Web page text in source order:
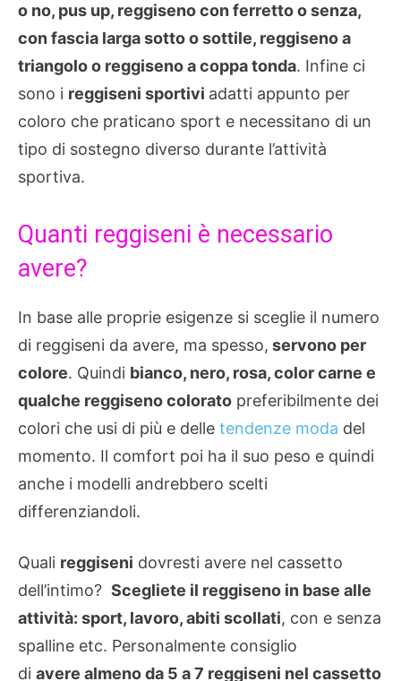
o no, pus up, reggiseno con ferretto o senza,
con fascia larga sotto o sottile, reggiseno a
triangolo o reggiseno a coppa tonda. Infine ci
sono i reggiseni sportivi adatti appunto per
coloro che praticano sport e necessitano di un
tipo di sostegno diverso durante l’attività
sportiva.
Quanti reggiseni è necessario
avere?
In base alle proprie esigenze si sceglie il numero
di reggiseni da avere, ma spesso, servono per
colore. Quindi bianco, nero, rosa, color carne e
qualche reggiseno colorato preferibilmente dei
colori che usi di più e delle tendenze moda del
momento. Il comfort poi ha il suo peso e quindi
anche i modelli andrebbero scelti
differenziandoli.
Quali reggiseni dovresti avere nel cassetto
dell’intimo? Scegliete il reggiseno in base alle
attività: sport, lavoro, abiti scollati, con e senza
spalline etc. Personalmente consiglio
di avere almeno da 5 a 7 reggiseni nel cassetto